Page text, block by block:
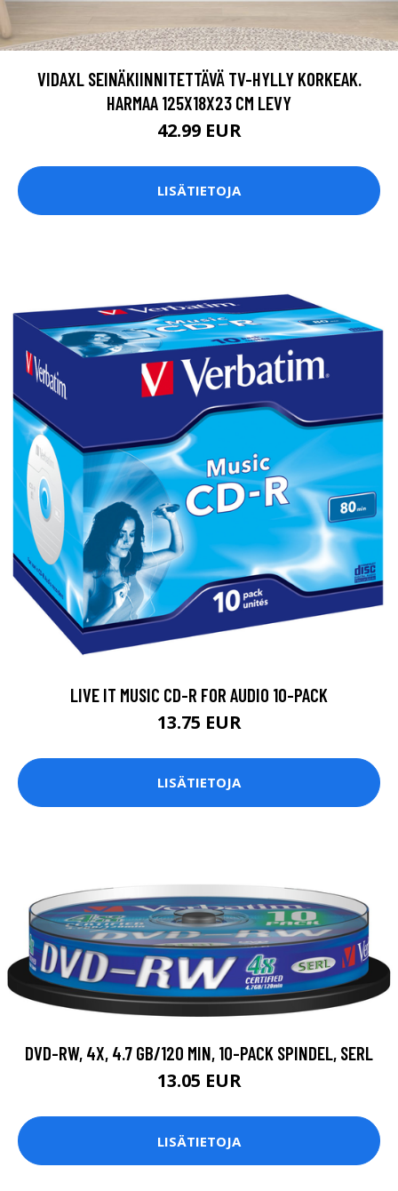
VIDAXL SEINÄKIINNITETTÄVÄ TV-HYLLY KORKEAK.
HARMAA 125X18X23 CM LEVY
42.99 EUR
LISÄTIETOJA
LIVE IT MUSIC CD-R FOR AUDIO 10-PACK
13.75 EUR
LISÄTIETOJA
DVD-RW, 4X, 4.7 GB/120 MIN, 10-PACK SPINDEL, SERL
13.05 EUR
LISÄTIETOJA